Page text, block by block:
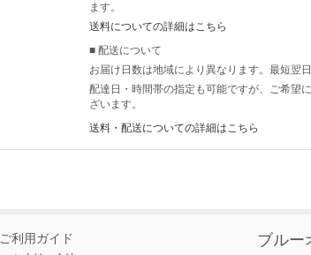
ます。
送料についての詳細はこちら
■ 配送について
お届け日数は地域により異なります。最短翌日
配達日・時間帯の指定も可能ですが、ご希望
ざいます。
送料・配送についての詳細はこちら
ご利用ガイド ブルー